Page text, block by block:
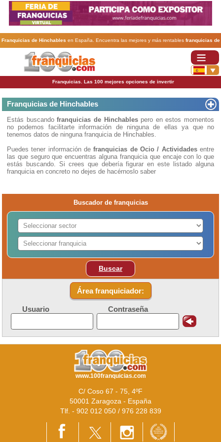
Franquicias de Hinchables en España. Encuentra las mejores y más rentables franquicias de
Hinchables. Abre tu negocio a través de una franquicia barata, rentable y segura.
Franquicias. Las 100 mejores opciones de invertir
Franquicias de Hinchables
Estás buscandofranquicias de Hinchablespero en estos momentos
no podemos facilitarte información de ninguna de ellas ya que no
tenemos datos de ninguna franquicia de Hinchables.
Puedes tener información defranquicias de Ocio / Actividadesentre
las que seguro que encuentras alguna franquicia que encaje con lo que
estás buscando. Si crees que debería figurar en este listado alguna
franquicia en concreto no dejes de hacérnoslo saber
Buscador de franquicias
Buscar
Área franquiciador:
Usuario Contraseña
www.100franquicias.com
C/ Coso 67 - 75, 4ºF
50001 Zaragoza - España
Tlf. - 902 012 050 / 976 228 839